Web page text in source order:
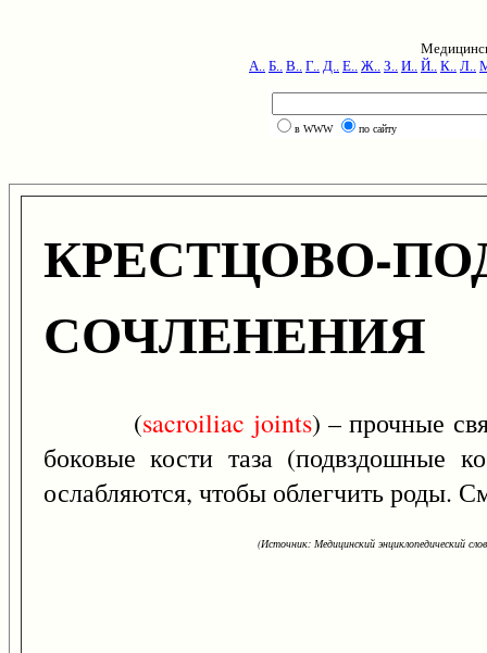
А.. Б.. В.. Г.. Д.. Е.. Ж.. З.. И.. Й.. К.. Л..
в WWW по сайту
КРЕСТЦОВО-
СОЧЛЕНЕНИЯ
(sacroiliac joints) – прочные
боковые кости таза (подвздошные
ослабляются, чтобы облегчить роды.
(Источник: Медицинский энциклопедический